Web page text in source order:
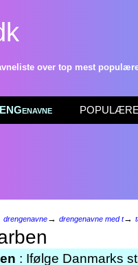
over top mest
POPULÆRE
drengenavne→ drengenavne med t→
: Ifølge Danmarks